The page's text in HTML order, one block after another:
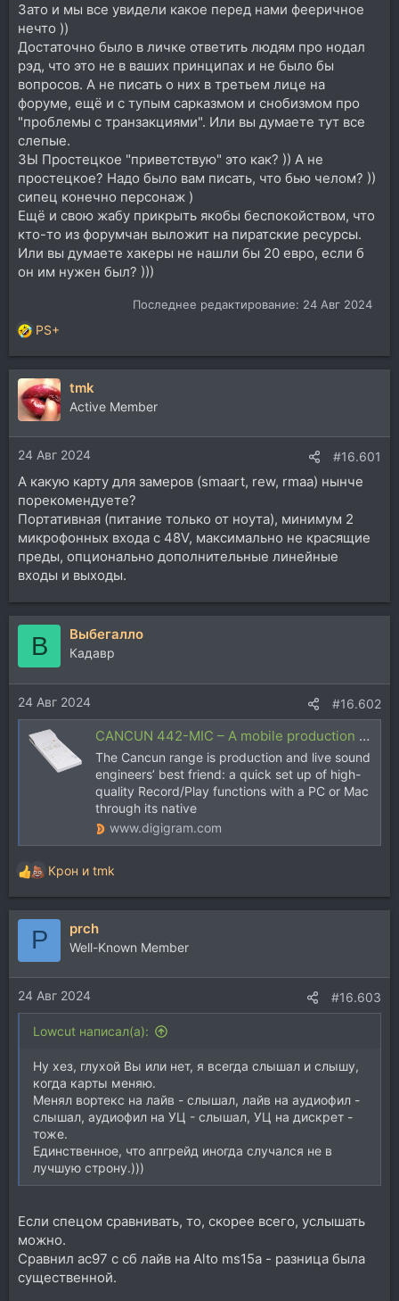
Зато и мы все увидели какое перед нами фееричное
нечто ))
Достаточно было в личке ответить людям про нодал
рэд, что это не в ваших принципах и не было бы
вопросов. А не писать о них в третьем лице на
форуме, ещё и с тупым сарказмом и снобизмом про
"проблемы с транзакциями". Или вы думаете тут все
слепые.
ЗЫ Простецкое "приветствую" это как? )) А не
простецкое? Надо было вам писать, что бью челом? ))
сипец конечно персонаж )
Ещё и свою жабу прикрыть якобы беспокойством, что
кто-то из форумчан выложит на пиратские ресурсы.
Или вы думаете хакеры не нашли бы 20 евро, если б
он им нужен был? )))
Последнее редактирование: 24 Авг 2024
Р
е
а
к
ц
и
и
:
PS+
tmk
Active Member
24 Авг 2024 #16.601
А какую карту для замеров (smaart, rew, rmaa) нынче
порекомендуете?
Портативная (питание только от ноута), минимум 2
микрофонных входа с 48V, максимально не красящие
преды, опционально дополнительные линейные
входы и выходы.
В Выбегалло
Кадавр
24 Авг 2024 #16.602
CANCUN 442-MIC – A mobile production toolbox - Digigram
The Cancun range is production and live sound
engineers’ best friend: a quick set up of high-
quality Record/Play functions with a PC or Mac
through its native
www.digigram.com
Р
е
а
и
и
:
Крон и tmk
P prch
Well-Known Member
24 Авг 2024 #16.603
Lowcut написал(а):
Ну хез, глухой Вы или нет, я всегда слышал и слышу,
когда карты меняю.
Менял вортекс на лайв - слышал, лайв на аудиофил -
слышал, аудиофил на УЦ - слышал, УЦ на дискрет -
тоже.
Единственное, что апгрейд иногда случался не в
лучшую строну.)))
Если спецом сравнивать, то, скорее всего, услышать
можно.
Сравнил ac97 с сб лайв на Alto ms15a - разница была
существенной.